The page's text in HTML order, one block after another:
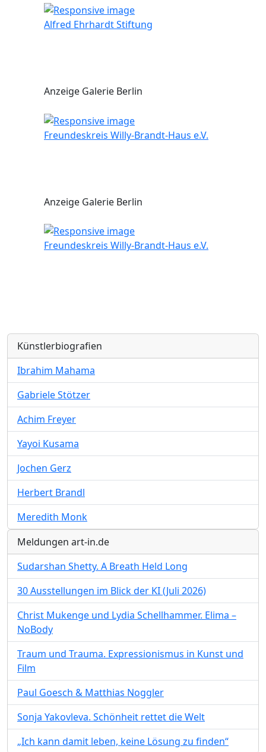
Alfred Ehrhardt Stiftung
Anzeige Galerie Berlin
Freundeskreis Willy-Brandt-Haus e.V.
Anzeige Galerie Berlin
Freundeskreis Willy-Brandt-Haus e.V.
Künstlerbiografien
Ibrahim Mahama
Gabriele Stötzer
Achim Freyer
Yayoi Kusama
Jochen Gerz
Herbert Brandl
Meredith Monk
Meldungen art-in.de
Sudarshan Shetty. A Breath Held Long
30 Ausstellungen im Blick der KI (Juli 2026)
Christ Mukenge und Lydia Schellhammer. Elima –
NoBody
Traum und Trauma. Expressionismus in Kunst und
Film
Paul Goesch & Matthias Noggler
Sonja Yakovleva. Schönheit rettet die Welt
„Ich kann damit leben, keine Lösung zu finden“